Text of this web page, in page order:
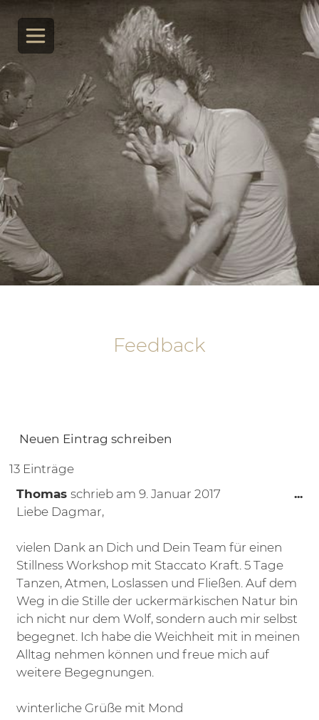
Feedback
13 Einträge
Thomas schrieb am 9. Januar 2017
Liebe Dagmar,
vielen Dank an Dich und Dein Team für einen
Stillness Workshop mit Staccato Kraft. 5 Tage
Tanzen, Atmen, Loslassen und Fließen. Auf dem
Weg in die Stille der uckermärkischen Natur bin
ich nicht nur dem Wolf, sondern auch mir selbst
begegnet. Ich habe die Weichheit mit in meinen
Alltag nehmen können und freue mich auf
weitere Begegnungen.
winterliche Grüße mit Mond
...